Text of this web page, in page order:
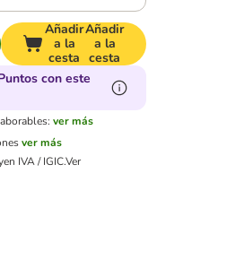
Añadir
a la
cesta
Añadir
a la
cesta
con este
ver más
ver más
IVA / IGIC.Ver